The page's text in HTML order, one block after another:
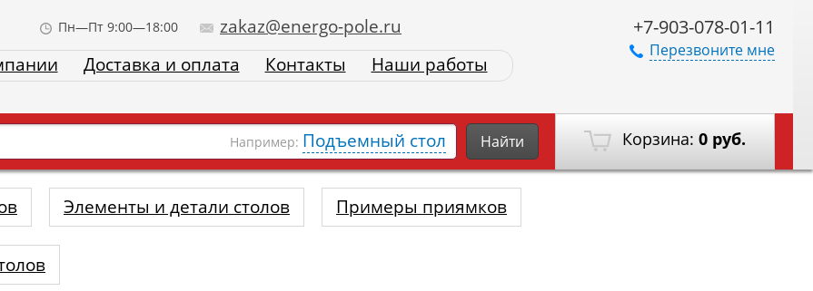
+7-903-078-01-11
Перезвоните мне
Пн—Пт 9:00—18:00
zakaz@energo-pole.ru
Доставка и оплата Контакты Наши работы
Корзина: 0 руб.
Например: Подъемный стол Найти
Элементы и детали столов Примеры приямков